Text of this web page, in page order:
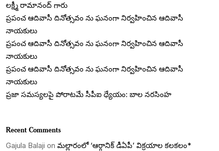
లక్ష్మీ రామానంద్ గారు
ప్రపంచ ఆదివాసీ దినోత్సవం ను ఘనంగా నిర్వహించిన ఆదివాసీ
నాయకులు
ప్రపంచ ఆదివాసీ దినోత్సవం ను ఘనంగా నిర్వహించిన ఆదివాసీ
నాయకులు
ప్రపంచ ఆదివాసీ దినోత్సవం ను ఘనంగా నిర్వహించిన ఆదివాసీ
నాయకులు
ప్రజా సమస్యలపై పోరాటమే సీపీఐ ధ్యేయం: బాల నరసింహ
Recent Comments
Gajula Balaji on మల్లారంలో ‘ఆర్గానిక్ డీఏపీ’ విక్రయాల కలకలం*